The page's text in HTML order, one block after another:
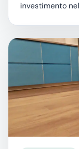
investimento